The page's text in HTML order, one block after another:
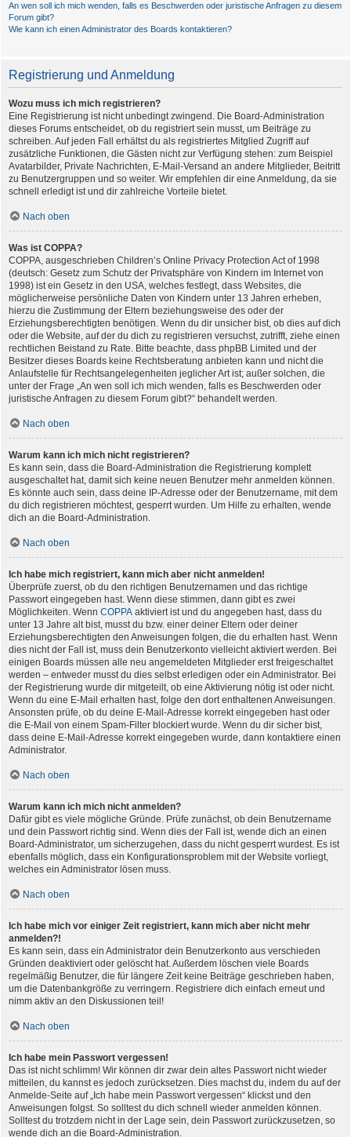
An wen soll ich mich wenden, falls es Beschwerden oder juristische Anfragen zu diesem
Forum gibt?
Wie kann ich einen Administrator des Boards kontaktieren?
Registrierung und Anmeldung
Wozu muss ich mich registrieren?
Eine Registrierung ist nicht unbedingt zwingend. Die Board-Administration
dieses Forums entscheidet, ob du registriert sein musst, um Beiträge zu
schreiben. Auf jeden Fall erhältst du als registriertes Mitglied Zugriff auf
zusätzliche Funktionen, die Gästen nicht zur Verfügung stehen: zum Beispiel
Avatarbilder, Private Nachrichten, E-Mail-Versand an andere Mitglieder, Beitritt
zu Benutzergruppen und so weiter. Wir empfehlen dir eine Anmeldung, da sie
schnell erledigt ist und dir zahlreiche Vorteile bietet.
Nach oben
Was ist COPPA?
COPPA, ausgeschrieben Children’s Online Privacy Protection Act of 1998
(deutsch: Gesetz zum Schutz der Privatsphäre von Kindern im Internet von
1998) ist ein Gesetz in den USA, welches festlegt, dass Websites, die
möglicherweise persönliche Daten von Kindern unter 13 Jahren erheben,
hierzu die Zustimmung der Eltern beziehungsweise des oder der
Erziehungsberechtigten benötigen. Wenn du dir unsicher bist, ob dies auf dich
oder die Website, auf der du dich zu registrieren versuchst, zutrifft, ziehe einen
rechtlichen Beistand zu Rate. Bitte beachte, dass phpBB Limited und der
Besitzer dieses Boards keine Rechtsberatung anbieten kann und nicht die
Anlaufstelle für Rechtsangelegenheiten jeglicher Art ist; außer solchen, die
unter der Frage „An wen soll ich mich wenden, falls es Beschwerden oder
juristische Anfragen zu diesem Forum gibt?“ behandelt werden.
Nach oben
Warum kann ich mich nicht registrieren?
Es kann sein, dass die Board-Administration die Registrierung komplett
ausgeschaltet hat, damit sich keine neuen Benutzer mehr anmelden können.
Es könnte auch sein, dass deine IP-Adresse oder der Benutzername, mit dem
du dich registrieren möchtest, gesperrt wurden. Um Hilfe zu erhalten, wende
dich an die Board-Administration.
Nach oben
Ich habe mich registriert, kann mich aber nicht anmelden!
Überprüfe zuerst, ob du den richtigen Benutzernamen und das richtige
Passwort eingegeben hast. Wenn diese stimmen, dann gibt es zwei
Möglichkeiten. Wenn COPPA aktiviert ist und du angegeben hast, dass du
unter 13 Jahre alt bist, musst du bzw. einer deiner Eltern oder deiner
Erziehungsberechtigten den Anweisungen folgen, die du erhalten hast. Wenn
dies nicht der Fall ist, muss dein Benutzerkonto vielleicht aktiviert werden. Bei
einigen Boards müssen alle neu angemeldeten Mitglieder erst freigeschaltet
werden – entweder musst du dies selbst erledigen oder ein Administrator. Bei
der Registrierung wurde dir mitgeteilt, ob eine Aktivierung nötig ist oder nicht.
Wenn du eine E-Mail erhalten hast, folge den dort enthaltenen Anweisungen.
Ansonsten prüfe, ob du deine E-Mail-Adresse korrekt eingegeben hast oder
die E-Mail von einem Spam-Filter blockiert wurde. Wenn du dir sicher bist,
dass deine E-Mail-Adresse korrekt eingegeben wurde, dann kontaktiere einen
Administrator.
Nach oben
Warum kann ich mich nicht anmelden?
Dafür gibt es viele mögliche Gründe. Prüfe zunächst, ob dein Benutzername
und dein Passwort richtig sind. Wenn dies der Fall ist, wende dich an einen
Board-Administrator, um sicherzugehen, dass du nicht gesperrt wurdest. Es ist
ebenfalls möglich, dass ein Konfigurationsproblem mit der Website vorliegt,
welches ein Administrator lösen muss.
Nach oben
Ich habe mich vor einiger Zeit registriert, kann mich aber nicht mehr
anmelden?!
Es kann sein, dass ein Administrator dein Benutzerkonto aus verschieden
Gründen deaktiviert oder gelöscht hat. Außerdem löschen viele Boards
regelmäßig Benutzer, die für längere Zeit keine Beiträge geschrieben haben,
um die Datenbankgröße zu verringern. Registriere dich einfach erneut und
nimm aktiv an den Diskussionen teil!
Nach oben
Ich habe mein Passwort vergessen!
Das ist nicht schlimm! Wir können dir zwar dein altes Passwort nicht wieder
mitteilen, du kannst es jedoch zurücksetzen. Dies machst du, indem du auf der
Anmelde-Seite auf „Ich habe mein Passwort vergessen“ klickst und den
Anweisungen folgst. So solltest du dich schnell wieder anmelden können.
Solltest du trotzdem nicht in der Lage sein, dein Passwort zurückzusetzen, so
wende dich an die Board-Administration.